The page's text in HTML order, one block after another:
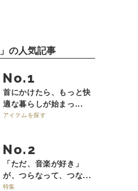
」の人気記事
No.
首にかけたら、もっと快
適な暮らしが始まっ...
アイテムを探す
No.
「ただ、音楽が好き」
が、つらなって、つな...
特集